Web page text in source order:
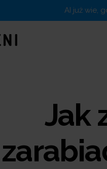
AI już wie,
Jak